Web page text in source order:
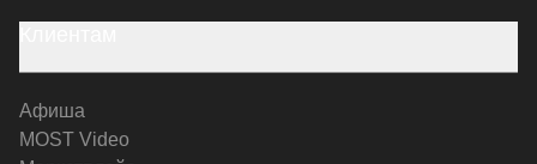
Афиша
MOST Video